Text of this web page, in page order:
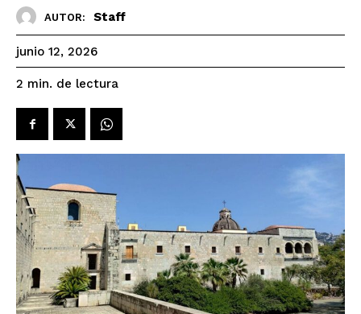
AUTOR: Staff
junio 12, 2026
2 min. de lectura